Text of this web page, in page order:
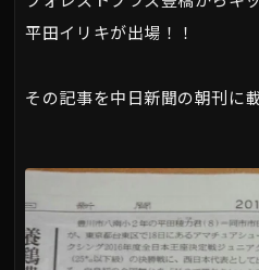
平田イリキが出場！！
その記事を中日新聞の朝刊に